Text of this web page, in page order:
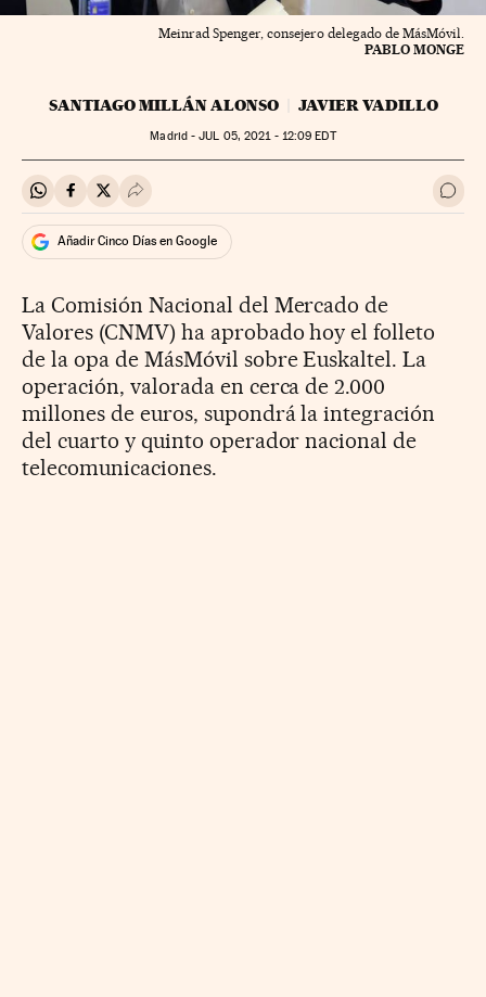
Meinrad Spenger, consejero delegado de MásMóvil.
PABLO MONGE
SANTIAGO MILLÁN ALONSO JAVIER VADILLO
Madrid -JUL 05, 2021 - 12:09 EDT
Compartir en Whatsapp
Compartir en Facebook
Compartir en Twitter
Desplegar Redes Sociales Ir a
Añadir Cinco Días en Google
La Comisión Nacional del Mercado de
Valores (CNMV) ha aprobado hoy el folleto
de la opa de MásMóvil sobre Euskaltel. La
operación, valorada en cerca de 2.000
millones de euros, supondrá la integración
del cuarto y quinto operador nacional de
telecomunicaciones.